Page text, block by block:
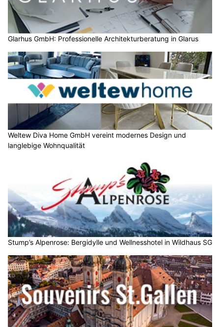
Glarhus GmbH: Professionelle Architekturberatung in Glarus
Weltew Diva Home GmbH vereint modernes Design und
langlebige Wohnqualität
Stump’s Alpenrose: Bergidylle und Wellnesshotel in Wildhaus SG